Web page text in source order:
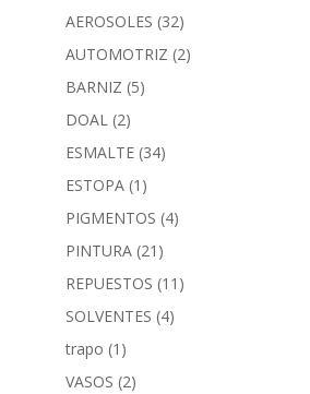
AEROSOLES (32)
AUTOMOTRIZ (2)
BARNIZ (5)
DOAL (2)
ESMALTE (34)
ESTOPA (1)
PIGMENTOS (4)
PINTURA (21)
REPUESTOS (11)
SOLVENTES (4)
trapo (1)
VASOS (2)